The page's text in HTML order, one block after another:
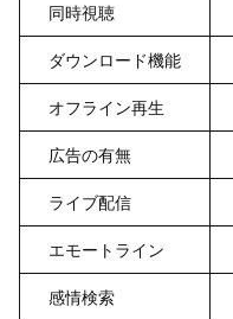
同時視聴
ダウンロード機能
オフライン再生
広告の有無
ライブ配信
エモートライン
感情検索